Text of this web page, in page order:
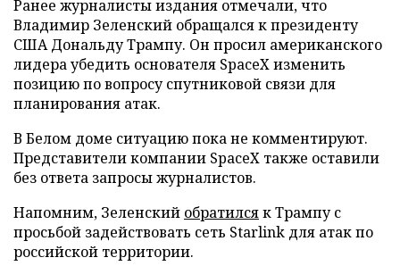
Ранее журналисты издания отмечали, что
Владимир Зеленский обращался к президенту
США Дональду Трампу. Он просил американского
лидера убедить основателя SpaceX изменить
позицию по вопросу спутниковой связи для
планирования атак.
В Белом доме ситуацию пока не комментируют.
Представители компании SpaceX также оставили
без ответа запросы журналистов.
Напомним, Зеленский обратилсяк Трампу с
просьбой задействовать сеть Starlink для атак по
российской территории.